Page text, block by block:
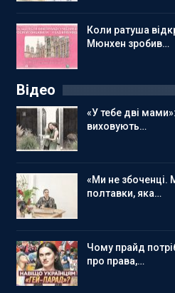
Коли ратуша
Мюнхен зробив…
Відео
«У тебе дві мами»:
виховують…
«Ми не збоченці.
полтавки, яка…
Чому прайд
про права,…